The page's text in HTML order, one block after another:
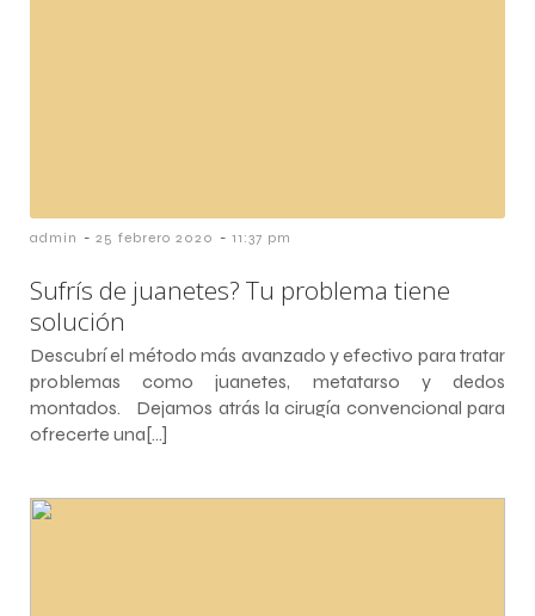
admin - 25 febrero 2020 - 11:37 pm
Sufrís de juanetes? Tu problema tiene
solución
Descubrí el método más avanzado y efectivo para tratar
problemas como juanetes, metatarso y dedos
montados. Dejamos atrás la cirugía convencional para
ofrecerte una[…]